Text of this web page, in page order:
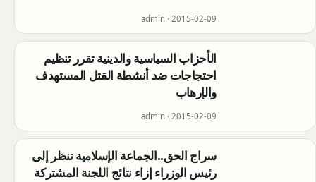
admin · 2015-02-09
الأحزاب السياسية والدينية تقرر تنظيم
احتجاجات ضد أنشطة القتل المستهدف
والإرهاب
admin · 2015-02-09
سراج الحق..الجماعة الإسلامية تنظر إلى
رئيس الوزراء إزاء نتائج اللجنة المشتركة